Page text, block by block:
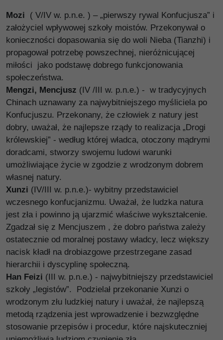
Mozi ( V/IV w. p.n.e. ) – „pierwszy rywal Konfucjusza” i
założyciel wpływowej szkoły moistów. Przekonywał o
konieczności dopasowania się do woli Nieba (Tianzhi) i
propagował potrzebę powszechnej, nieróżnicującej
miłości jako podstawę dobrego funkcjonowania
społeczeństwa.
Mengzi, Mencjusz (IV /III w. p.n.e.) - w tradycyjnych
Chinach uznawany za najwybitniejszego myśliciela po
Konfucjuszu. Przekonany, że człowiek z natury jest
dobry, uważał, że najlepsze rządy to realizacja „Drogi
królewskiej” - według której władca, otoczony mądrymi
doradcami, stworzy swojemu ludowi warunki
umożliwiające życie w zgodzie z wrodzonym dobrem
własnej natury.
Xunzi (IV/III w. p.n.e.)- wybitny przedstawiciel
wczesnego konfucjanizmu. Uważał, że ludzka natura
jest zła i powinno ją ujarzmić właściwe wykształcenie.
Zgadzał się z Mencjuszem , że dobro państwa zależy
ostatecznie od moralnej postawy władcy, lecz większy
nacisk kładł na drobiazgowe przestrzegane zasad
hierarchii i dyscyplinę społeczną.
Han Feizi (III w. p.n.e.) - najwybitniejszy przedstawiciel
szkoły „legistów”. Podzielał przekonanie Xunzi o
wrodzonym złu ludzkiej natury i uważał, że najlepszą
metodą rządzenia jest wprowadzenie i bezwzględne
stosowanie przepisów i procedur, które najskuteczniej